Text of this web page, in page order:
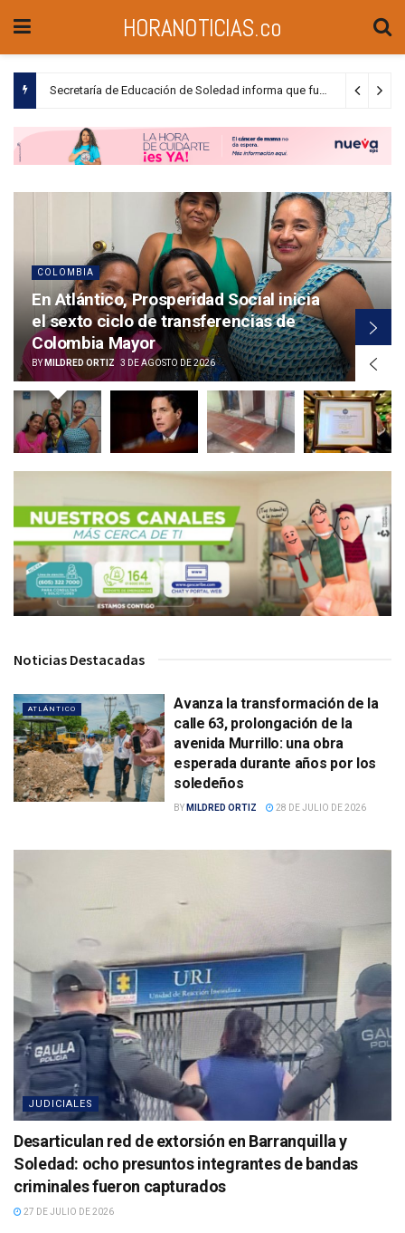
HORANOTICIAS.co
Barranquilla recibe la certificación LEED for cities Gold y se convierte en la primera ciudad sostenible de Suramérica
COLOMBIA
En Atlántico, Prosperidad Social inicia
el sexto ciclo de transferencias de
Colombia Mayor
BY MILDRED ORTIZ 3 DE AGOSTO DE 2026
Noticias Destacadas
ATLÁNTICO
Avanza la transformación de la
calle 63, prolongación de la
avenida Murrillo: una obra
esperada durante años por los
soledeños
BY MILDRED ORTIZ 28 DE JULIO DE 2026
JUDICIALES
Desarticulan red de extorsión en Barranquilla y
Soledad: ocho presuntos integrantes de bandas
criminales fueron capturados
27 DE JULIO DE 2026